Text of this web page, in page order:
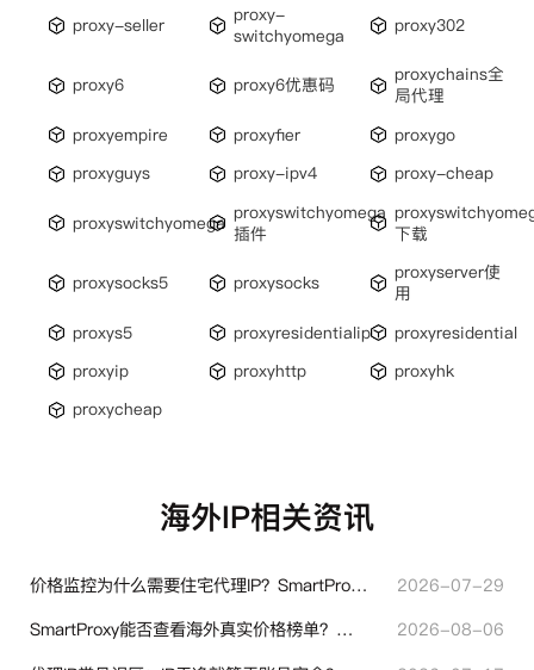
proxy-seller
proxy-
switchyomega
proxy302
proxy6 proxy6优惠码
proxychains全
局代理
proxyempire
proxyfier
proxygo
proxyguys
proxy-ipv4 proxy-cheap
proxyswitchyomega proxyswitchyomega
插件
下载
proxysocks5 proxysocks
proxyserver使
用
proxys5
proxyresidentialip
proxyresidential
proxyip
proxyhttp
proxyhk
proxycheap
海外IP相关资讯
价格监控为什么需要住宅代理IP？SmartProxy助力跨境商家实现全球竞品数据采集
2026-07-29
SmartProxy能否查看海外真实价格榜单？跨境选品代理IP实用解读
2026-08-06